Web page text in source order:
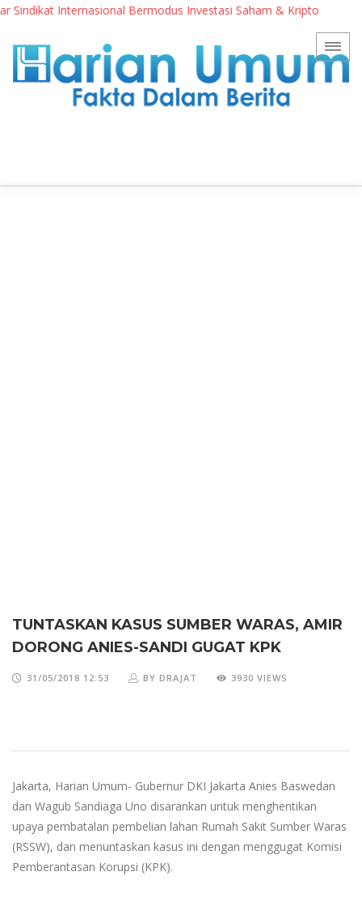
Internasional Bermodus Investasi Saham & Kripto
TUNTASKAN KASUS SUMBER WARAS, AMIR
DORONG ANIES-SANDI GUGAT KPK
31/05/2018 12:53 BY DRAJAT 3930 VIEWS
Jakarta, Harian Umum- Gubernur DKI Jakarta Anies Baswedan
dan Wagub Sandiaga Uno disarankan untuk menghentikan
upaya pembatalan pembelian lahan Rumah Sakit Sumber Waras
(RSSW), dan menuntaskan kasus ini dengan menggugat Komisi
Pemberantasan Korupsi (KPK).